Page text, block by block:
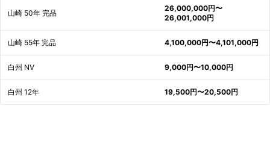
山崎 50年 完品
26,000,000円〜
26,001,000円
山崎 55年 完品 4,100,000円〜4,101,000円
白州 NV 9,000円〜10,000円
白州 12年 19,500円〜20,500円